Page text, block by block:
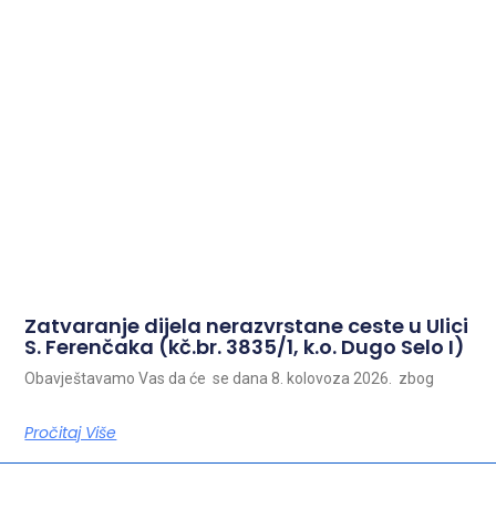
Zatvaranje dijela nerazvrstane ceste u Ulici
S. Ferenčaka (kč.br. 3835/1, k.o. Dugo Selo I)
Obavještavamo Vas da će se dana 8. kolovoza 2026. zbog
Pročitaj Više